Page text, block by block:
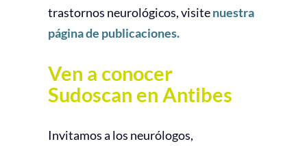
trastornos neurológicos, visitenuestra
página de publicaciones.
Ven a conocer
Sudoscan en Antibes
Invitamos a los neurólogos,